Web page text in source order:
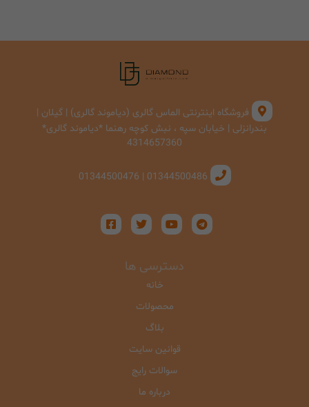
فروشگاه اینترنتی الماس گالری (دیاموند گالری) | گیلان |
بندرانزلی | خیابان سپه ، نبش کوچه رهنما *دیاموند گالری*
4314657360
01344500486 | 01344500476
دسترسی ها
خانه
محصولات
بلاگ
قوانین سایت
سوالات رایج
درباره ما